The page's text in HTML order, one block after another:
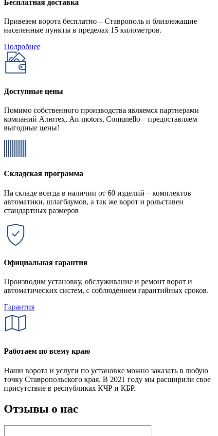
Бесплатная доставка
Привезем ворота бесплатно – Ставрополь и близлежащие
населенные пункты в пределах 15 километров.
Подробнее
Доступные цены
Помимо собственного производства являемся партнерами
компаний Алютех, An-motors, Comunello – предоставляем
выгодные цены!
Складская программа
На складе всегда в наличии от 60 изделий – комплектов
автоматики, шлагбаумов, а так же ворот и рольставен
стандартных размеров
Официальная гарантия
Производим установку, обслуживание и ремонт ворот и
автоматических систем, с соблюдением гарантийных сроков.
Гарантия
Работаем по всему краю
Наши ворота и услуги по установке можно заказать в любую
точку Ставропольского края. В 2021 году мы расширили свое
присутствие в республиках КЧР и КБР.
Отзывы о нас